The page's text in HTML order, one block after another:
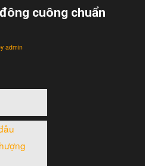
cuông chuẩn
admin